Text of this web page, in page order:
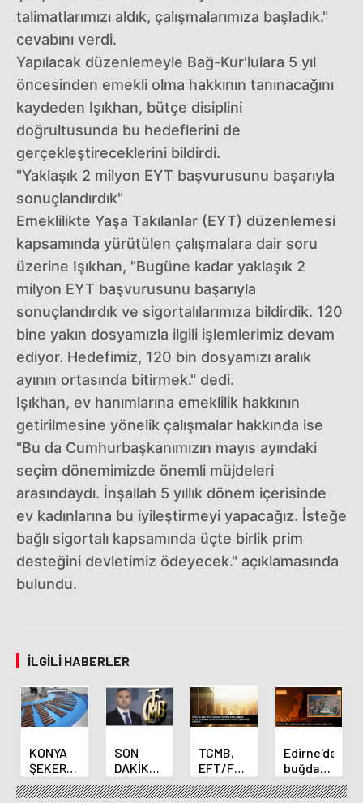
talimatlarımızı aldık, çalışmalarımıza başladık."
cevabını verdi.
Yapılacak düzenlemeyle Bağ-Kur'lulara 5 yıl
öncesinden emekli olma hakkının tanınacağını
kaydeden Işıkhan, bütçe disiplini
doğrultusunda bu hedeflerini de
gerçekleştireceklerini bildirdi.
"Yaklaşık 2 milyon EYT başvurusunu başarıyla
sonuçlandırdık"
Emeklilikte Yaşa Takılanlar (EYT) düzenlemesi
kapsamında yürütülen çalışmalara dair soru
üzerine Işıkhan, "Bugüne kadar yaklaşık 2
milyon EYT başvurusunu başarıyla
sonuçlandırdık ve sigortalılarımıza bildirdik. 120
bine yakın dosyamızla ilgili işlemlerimiz devam
ediyor. Hedefimiz, 120 bin dosyamızı aralık
ayının ortasında bitirmek." dedi.
Işıkhan, ev hanımlarına emeklilik hakkının
getirilmesine yönelik çalışmalar hakkında ise
"Bu da Cumhurbaşkanımızın mayıs ayındaki
seçim dönemimizde önemli müjdeleri
arasındaydı. İnşallah 5 yıllık dönem içerisinde
ev kadınlarına bu iyileştirmeyi yapacağız. İsteğe
bağlı sigortalı kapsamında üçte birlik prim
desteğini devletimiz ödeyecek." açıklamasında
bulundu.
İLGILI HABERLER
KONYA
ŞEKER
YILLIK 7
BİN 500
SON
DAKİKA
HABERİ:
Yeni
TCMB,
EFT/FAST
işlemleri
için
Edirne'de
buğday
ve arpa
ekim